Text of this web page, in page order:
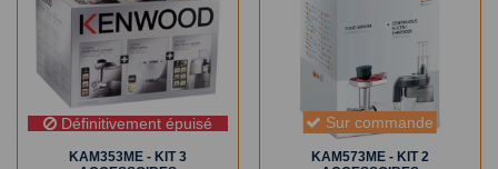
Définitivement épuisé
KAM353ME - KIT 3
Sur commande
KAM573ME - KIT 2